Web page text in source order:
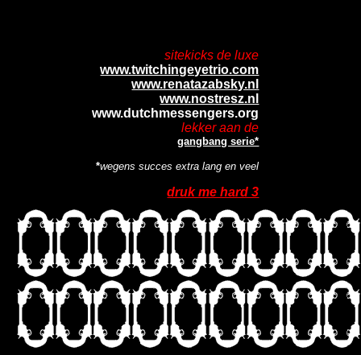
sitekicks de luxe
www.twitchingeyetrio.com
www.renatazabsky.nl
www.nostresz.nl
www.dutchmessengers.org
lekker aan de
gangbang serie*
*wegens succes extra lang en veel
druk me hard 3